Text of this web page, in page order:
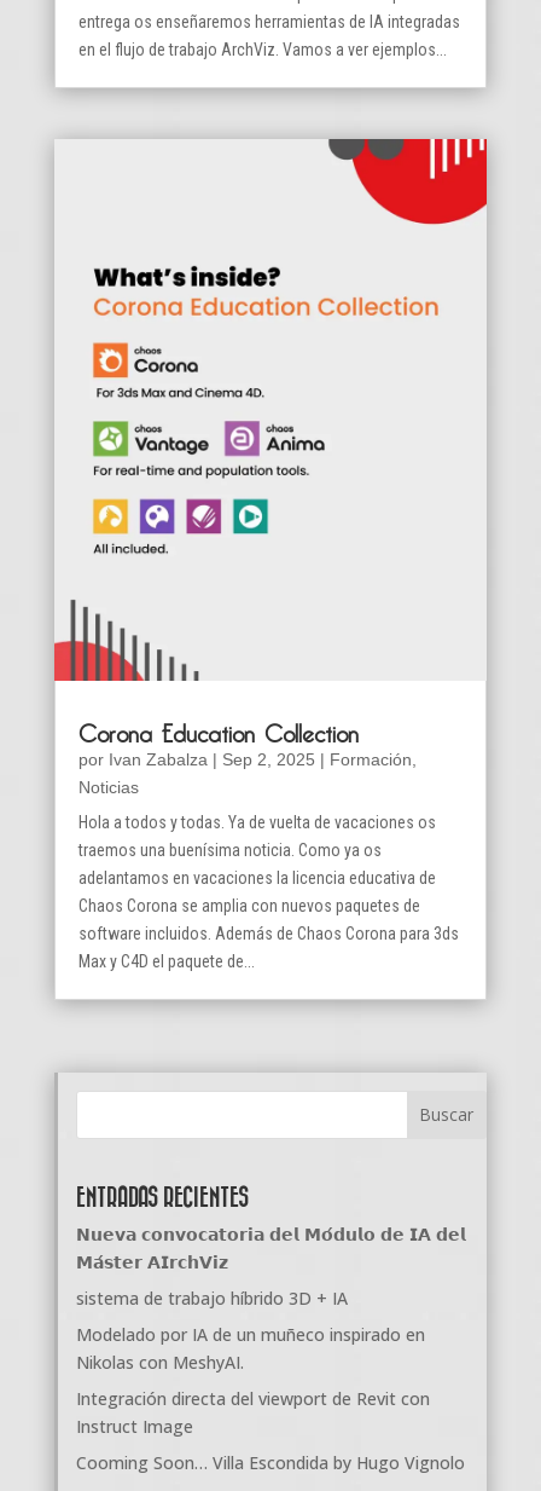
entrega os enseñaremos herramientas de IA integradas
en el flujo de trabajo ArchViz. Vamos a ver ejemplos...
Corona Education Collection
por Ivan Zabalza | Sep 2, 2025 | Formación
Noticias
Hola a todos y todas. Ya de vuelta de vacaciones os
traemos una buenísima noticia. Como ya os
adelantamos en vacaciones la licencia educativa de
Chaos Corona se amplia con nuevos paquetes de
software incluidos. Además de Chaos Corona para 3ds
Max y C4D el paquete de...
ENTRADAS RECIENTES
𝗡𝘂𝗲𝘃𝗮 𝗰𝗼𝗻𝘃𝗼𝗰𝗮𝘁𝗼𝗿𝗶𝗮 𝗱𝗲𝗹 𝗠𝗼́𝗱𝘂𝗹𝗼 𝗱𝗲 𝗜𝗔 𝗱𝗲𝗹
𝗠𝗮́𝘀𝘁𝗲𝗿 𝗔𝗜𝗿𝗰𝗵𝗩𝗶𝘇
sistema de trabajo híbrido 3D + IA
Modelado por IA de un muñeco inspirado en
Nikolas con MeshyAI.
Integración directa del viewport de Revit con
Instruct Image
Cooming Soon… Villa Escondida by Hugo Vignolo